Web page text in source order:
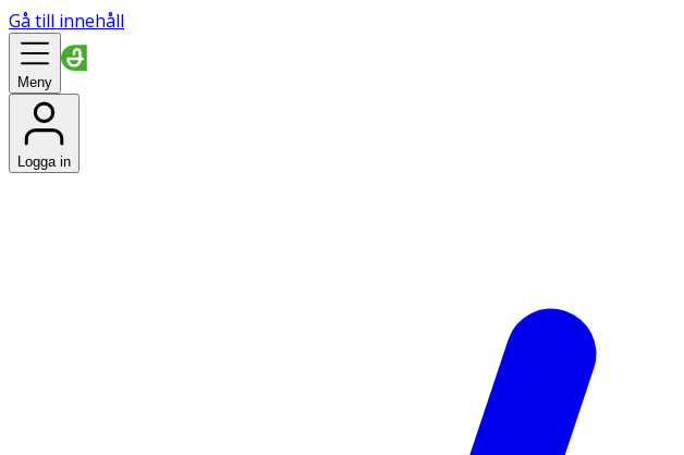
Gå till innehåll
Meny
Logga in